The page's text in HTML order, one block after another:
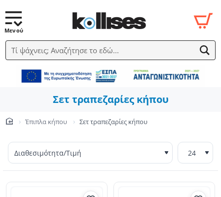
Τί ψάχνεις; Αναζήτησε το εδώ...
Σετ τραπεζαρίες κήπου
Έπιπλα κήπου Σετ τραπεζαρίες κήπου